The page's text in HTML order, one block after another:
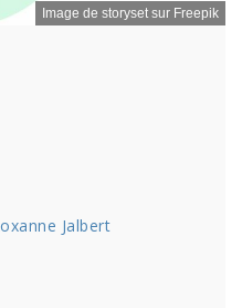
Image de storyset sur Freepik
Jalbert